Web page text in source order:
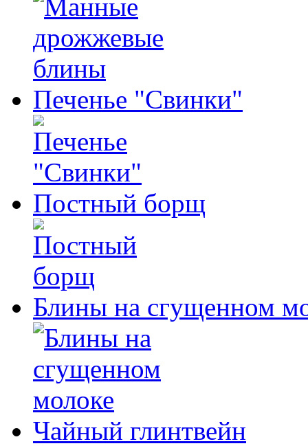
Печенье "Свинки"
Постный борщ
Блины на сгущенном
Чайный глинтвейн